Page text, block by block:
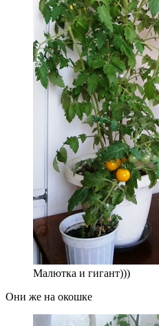
Малютка и гигант)))
Они же на окошке